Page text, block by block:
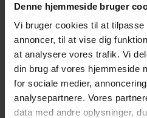
Denne hjemmeside bruger
Vi bruger cookies til at tilpasse
annoncer, til at vise dig
at analysere vores trafik. Vi
din brug af vores hjemmeside
for sociale medier,
analysepartnere. Vores
data med andre oplysninger,